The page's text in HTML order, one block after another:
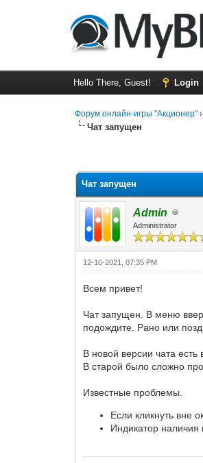
Hello There, Guest! Login
Форум онлайн-игры "Акционер" ›
Чат запущен
Чат запущен
Admin
Administrator
12-10-2021, 07:35 PM
Всем привет!
Чат запущен. В меню
подождите. Рано или
В новой версии чата есть
В старой было сложно
Известные проблемы.
Если кликнуть вне
Индикатор